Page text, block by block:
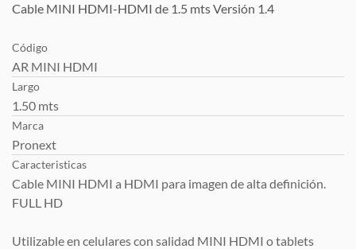
Cable MINI HDMI-HDMI de 1.5 mts Versión 1.4
Código
AR MINI HDMI
Largo
1.50 mts
Marca
Pronext
Caracteristicas
Cable MINI HDMI a HDMI para imagen de alta definición.
FULL HD
Utilizable en celulares con salidad MINI HDMI o tablets